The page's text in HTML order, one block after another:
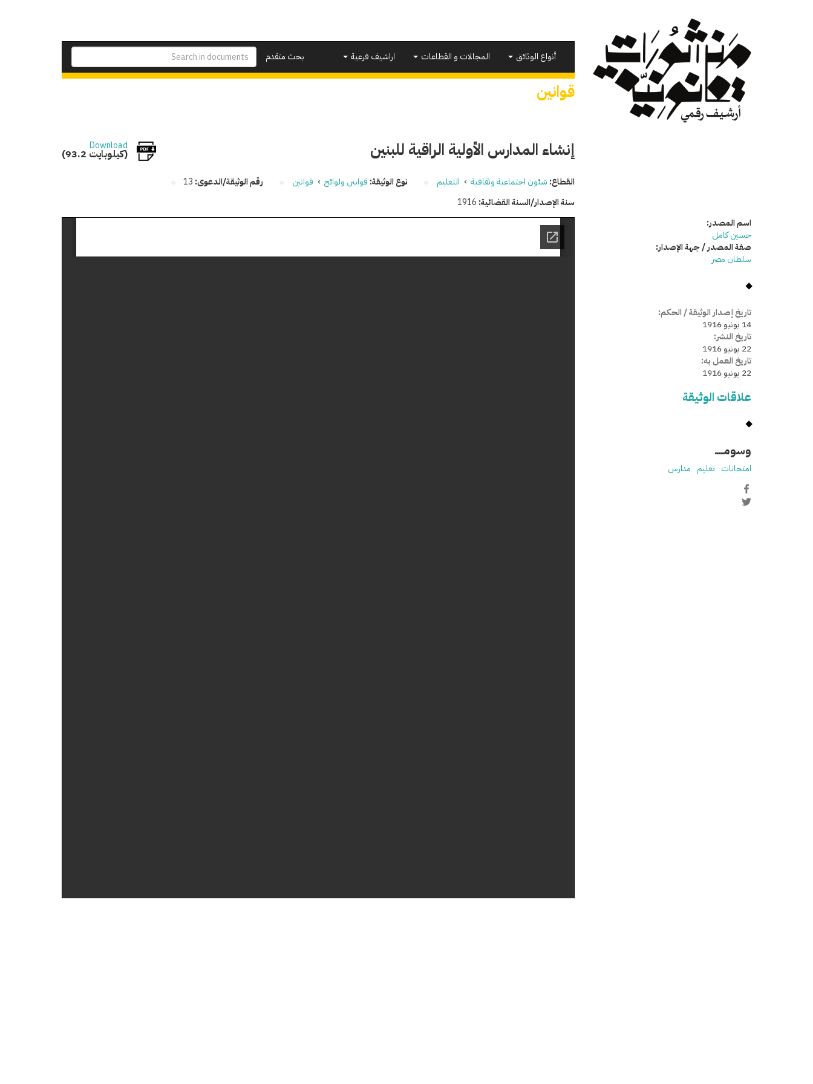
بحث متقدم
أنواع الوثائق المجالات و القطاعات اراشيف فرعية
قوانين
إنشاء المدارس الأولية الراقية للبنين Download
(93.2 كيلوبايت)
القطاع: شئون اجتماعية وثقافية › التعليم نوع الوثيقة: قوانين ولوائح › قوانين رقم الوثيقة/الدعوى: 13
سنة الإصدار/السنة القضائية: 1916
اسم المصدر:
حسين كامل
صفة المصدر / جهة الإصدار:
سلطان مصر
تاريخ إصدار الوثيقة / الحكم:
14 يونيو 1916
تاريخ النشر:
22 يونيو 1916
تاريخ العمل به:
22 يونيو 1916
علاقات الوثيقة
وسومـــــ
امتحانات تعليم مدارس